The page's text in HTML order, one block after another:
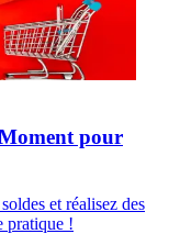
pour
et réalisez des
pratique !